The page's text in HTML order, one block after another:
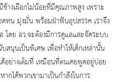
างเผือกไม่น้อยที่มีคุณภาพสูง เพราะ
ดทน มุ่งมั่น พร้อมฝ่าฟันอุปสรรค เราจึง
ดย อว.จะต้องมีการดูแลและจัดระบบ
สนุนเป็นพิเศษ เพื่อทำให้เด็กเหล่านั้น
อย่างเต็มที่ เหมือนที่ตนเคยพูดอยู่บ่อย
กได้พวกเขามาเป็นกำลังในการ